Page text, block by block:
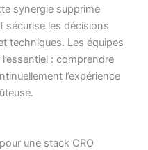
synergie supprime
sécurise les décisions
techniques. Les équipes
: comprendre
l’expérience
une stack CRO